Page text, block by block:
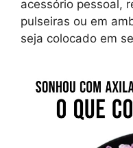
acessório pessoal,
pulseiras ou em
seja colocado em